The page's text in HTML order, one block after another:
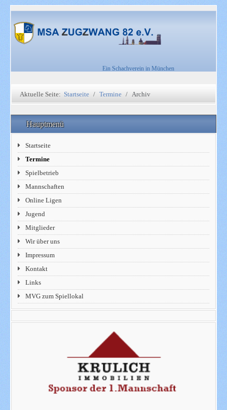
Ein Schachverein in München
Aktuelle Seite: Startseite Termine Archiv
Hauptmenü
Startseite
Termine
Spielbetrieb
Mannschaften
Online Ligen
Jugend
Mitglieder
Wir über uns
Impressum
Kontakt
Links
MVG zum Spiellokal